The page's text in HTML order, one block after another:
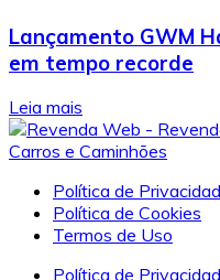
Lançamento GWM
em tempo recorde
Leia mais
Política de
Política de Cookies
Termos de Uso
Política de